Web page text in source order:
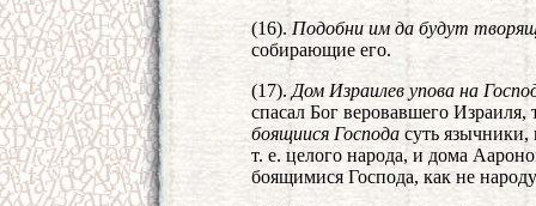
(16). Подобни им да будут
собирающие его.
(17).Дом Израилев упова на
спасал Бог веровавшего
боящиися Господа суть язычники,
т. е. целого народа, и дома
боящимися Господа, как не